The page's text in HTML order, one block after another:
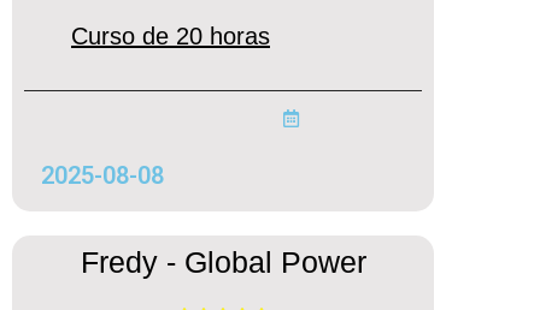
Curso de 20 horas
2025-08-08
Fredy - Global Power